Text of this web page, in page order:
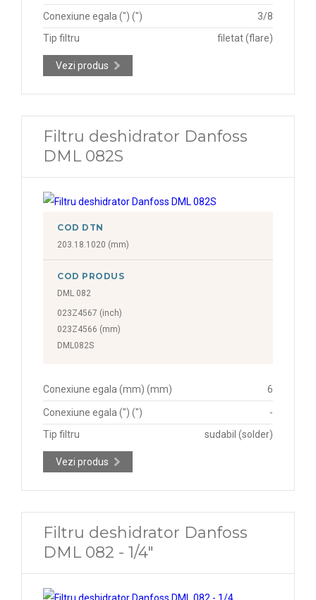
Conexiune egala (") (")
3/8
Tip filtru
filetat (flare)
Vezi produs
Filtru deshidrator Danfoss
DML 082S
COD DTN
203.18.1020 (mm)
COD PRODUS
DML 082
023Z4567 (inch)
023Z4566 (mm)
DML082S
Conexiune egala (mm) (mm) 6
Conexiune egala (") (")
-
Tip filtru
sudabil (solder)
Vezi produs
Filtru deshidrator Danfoss
DML 082 - 1/4"